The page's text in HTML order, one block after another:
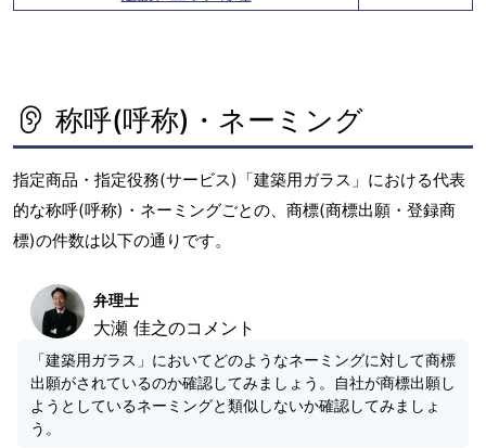
称呼(呼称)・ネーミング
指定商品・指定役務(サービス)「建築用ガラス」における代表
的な称呼(呼称)・ネーミングごとの、商標(商標出願・登録商
標)の件数は以下の通りです。
弁理士
大瀬 佳之のコメント
「建築用ガラス」においてどのようなネーミングに対して商標
出願がされているのか確認してみましょう。自社が商標出願し
ようとしているネーミングと類似しないか確認してみましょ
う。